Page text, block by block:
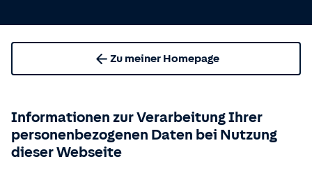
Zu meiner Homepage
Informationen zur Verarbeitung Ihrer
personenbezogenen Daten bei Nutzung
dieser Webseite